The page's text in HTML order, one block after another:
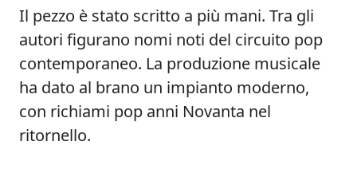
Il pezzo è stato scritto a più mani. Tra gli
autori figurano nomi noti del circuito pop
contemporaneo. La produzione musicale
ha dato al brano un impianto moderno,
con richiami pop anni Novanta nel
ritornello.